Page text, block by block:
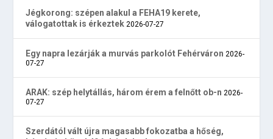
Jégkorong: szépen alakul a FEHA19 kerete,
válogatottak is érkeztek 2026-07-27
Egy napra lezárják a murvás parkolót Fehérváron 2026-
07-27
ARAK: szép helytállás, három érem a felnőtt ob-n 2026-
07-27
Szerdától vált újra magasabb fokozatba a hőség,